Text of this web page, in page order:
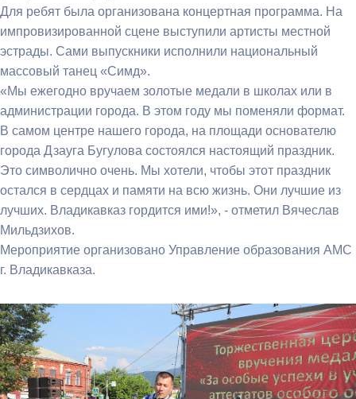
Для ребят была организована концертная программа. На
импровизированной сцене выступили артисты местной
эстрады. Сами выпускники исполнили национальный
массовый танец «Симд».
«Мы ежегодно вручаем золотые медали в школах или в
администрации города. В этом году мы поменяли формат.
В самом центре нашего города, на площади основателю
города Дзауга Бугулова состоялся настоящий праздник.
Это символично очень. Мы хотели, чтобы этот праздник
остался в сердцах и памяти на всю жизнь. Они лучшие из
лучших. Владикавказ гордится ими!», - отметил Вячеслав
Мильдзихов.
Мероприятие организовано Управление образования АМС
г. Владикавказа.